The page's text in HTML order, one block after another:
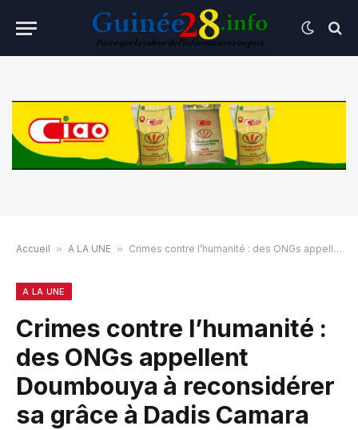
Accueil » A LA UNE » Crimes contre l’humanité : des ONGs appellent Doumbouya à reconsidérer sa grâce à Dadis Camara
A LA UNE
Crimes contre l’humanité :
des ONGs appellent
Doumbouya à reconsidérer
sa grâce à Dadis Camara